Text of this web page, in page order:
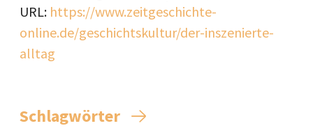
URL: https://www.zeitgeschichte-
online.de/geschichtskultur/der-inszenierte-
alltag
Schlagwörter